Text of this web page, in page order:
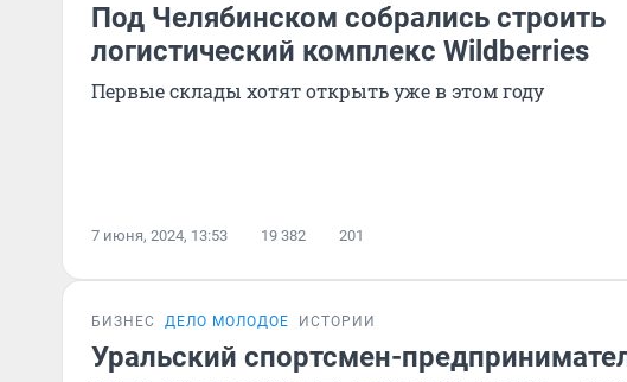
Под Челябинском собрались строить
логистический комплекс Wildberries
Первые склады хотят открыть уже в этом году
7 июня, 2024, 13:53 19 382 201
БИЗНЕС ДЕЛО МОЛОДОЕ ИСТОРИИ
Уральский спортсмен-